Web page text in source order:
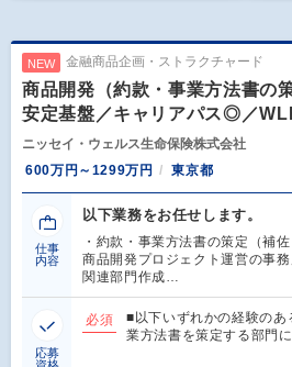
NEW 金融商品企画・ストラクチャード
商品開発（約款・事業方法書の
安定基盤／キャリアパス◎／
ニッセイ・ウェルス生命保険株式会社
600万円～1299万円
東京都
仕事
内容
以下業務をお任せします。
・約款・事業方法書の策定（補
商品開発プロジェクト運営の事
関連部門作成…
応募
必須
■以下いずれかの経験の
業方法書を策定する部門